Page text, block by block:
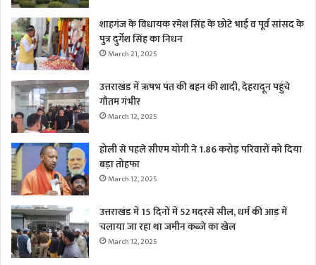
शाहगंज के विधायक रमेश सिंह के छोटे भाई व पूर्व सांसद के
पुत्र दुर्गेश सिंह का निधन
March 21, 2025
उत्तराखंड में ऋषभ पंत की बहन की शादी, देहरादून पहुंचे
गौतम गंभीर
March 12, 2025
होली से पहले सीएम योगी ने 1.86 करोड़ परिवारों को दिया
बड़ा तोहफा
March 12, 2025
उत्तराखंड में 15 दिनों में 52 मदरसे सील, धर्म की आड़ में
चलाया जा रहा था जमीन कब्जे का खेल
March 12, 2025